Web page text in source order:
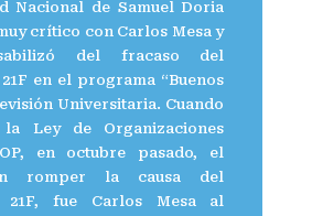
Nacional de Samuel Doria
crítico con Carlos Mesa y
del fracaso del
en el programa “Buenos
Universitaria. Cuando
Ley de Organizaciones
en octubre pasado, el
romper la causa del
21F, fue Carlos Mesa al